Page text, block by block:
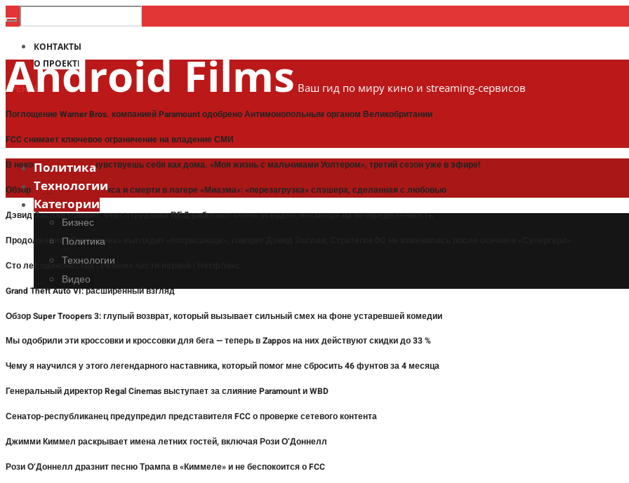
КОНТАКТЫ
О ПРОЕКТЕ
ТРЕНДЫ:
Поглощение Warner Bros. компанией Paramount одобрено Антимонопольным органом Великобритании
FCC снимает ключевое ограничение на владение СМИ
В некоторых местах чувствуешь себя как дома. «Моя жизнь с мальчиками Уолтером», третий сезон уже в эфире!
Обзор подросткового секса и смерти в лагере «Миазма»: «перезагрузка» слэшера, сделанная с любовью
Дэвид Заслав говорит, что сотрудники ВБД работают очень усердно, несмотря на неопределенность
Продолжение «Супермена» выглядит «потрясающе», говорит Дэвид Заслав; Стратегия DC не изменилась после осечки в «Супергёрл»
Сто лет одиночества | Резюме части первой | Нетфликс
Grand Theft Auto VI: расширенный взгляд
Обзор Super Troopers 3: глупый возврат, который вызывает сильный смех на фоне устаревшей комедии
Мы одобрили эти кроссовки и кроссовки для бега — теперь в Zappos на них действуют скидки до 33 %
Чему я научился у этого легендарного наставника, который помог мне сбросить 46 фунтов за 4 месяца
Генеральный директор Regal Cinemas выступает за слияние Paramount и WBD
Сенатор-республиканец предупредил представителя FCC о проверке сетевого контента
Джимми Киммел раскрывает имена летних гостей, включая Рози О’Доннелл
Рози О’Доннелл дразнит песню Трампа в «Киммеле» и не беспокоится о FCC
Android Films Ваш гид по миру кино и streaming-сервисов
Политика
Технологии
Категории
Бизнес
Политика
Технологии
Видео